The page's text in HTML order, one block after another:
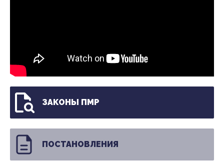
ЗАКОНЫ ПМР
ПОСТАНОВЛЕНИЯ